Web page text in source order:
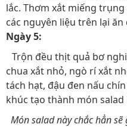
lắc. Thơm xắt miếng
các nguyên liệu trên lại
Ngày 5:
Trộn đều thịt quả bơ
chua xắt nhỏ, ngò rí xắt
tách hạt, đậu đen nấu
khúc tạo thành món
Món salad này chắc hẳn